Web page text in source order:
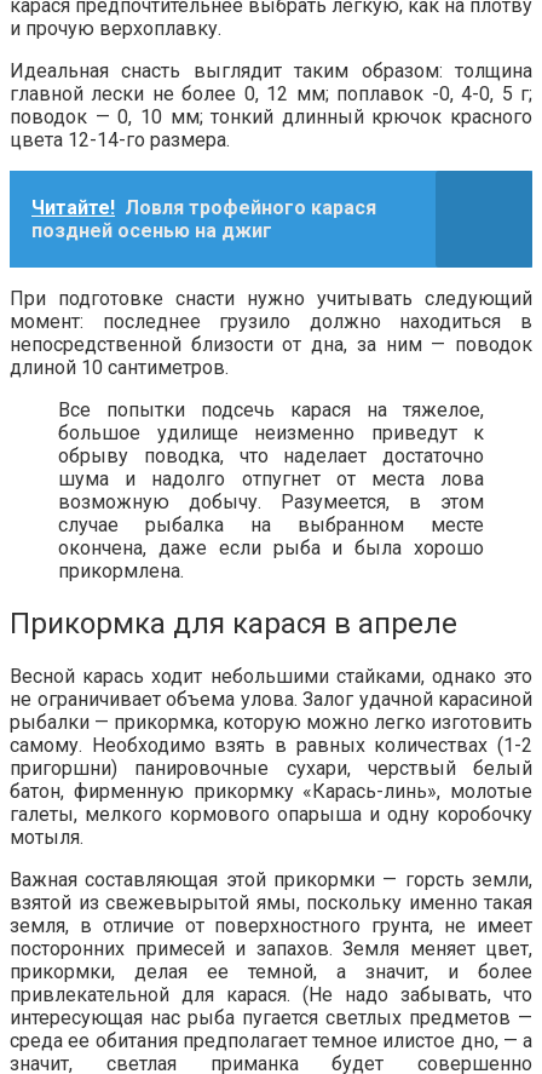
карася предпочтительнее выбрать легкую, как на плотву
и прочую верхоплавку.
Идеальная снасть выглядит таким образом: толщина
главной лески не более 0, 12 мм; поплавок -0, 4-0, 5 г;
поводок — 0, 10 мм; тонкий длинный крючок красного
цвета 12-14-го размера.
Читайте! Ловля трофейного карася
поздней осенью на джиг
При подготовке снасти нужно учитывать следующий
момент: последнее грузило должно находиться в
непосредственной близости от дна, за ним — поводок
длиной 10 сантиметров.
Все попытки подсечь карася на тяжелое,
большое удилище неизменно приведут к
обрыву поводка, что наделает достаточно
шума и надолго отпугнет от места лова
возможную добычу. Разумеется, в этом
случае рыбалка на выбранном месте
окончена, даже если рыба и была хорошо
прикормлена.
Прикормка для карася в апреле
Весной карась ходит небольшими стайками, однако это
не ограничивает объема улова. Залог удачной карасиной
рыбалки — прикормка, которую можно легко изготовить
самому. Необходимо взять в равных количествах (1-2
пригоршни) панировочные сухари, черствый белый
батон, фирменную прикормку «Карась-линь», молотые
галеты, мелкого кормового опарыша и одну коробочку
мотыля.
Важная составляющая этой прикормки — горсть земли,
взятой из свежевырытой ямы, поскольку именно такая
земля, в отличие от поверхностного грунта, не имеет
посторонних примесей и запахов. Земля меняет цвет,
прикормки, делая ее темной, а значит, и более
привлекательной для карася. (Не надо забывать, что
интересующая нас рыба пугается светлых предметов —
среда ее обитания предполагает темное илистое дно, — а
значит, светлая приманка будет совершенно